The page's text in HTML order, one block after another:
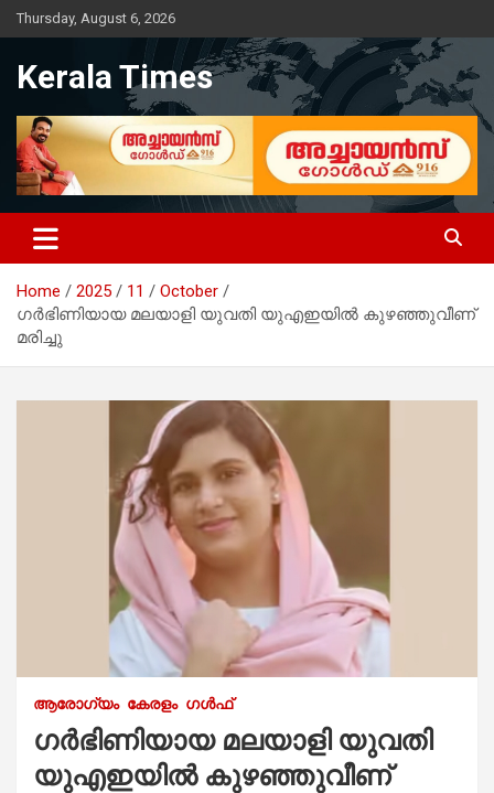
Skip
to
Thursday, August 6, 2026
Kerala Times
Home 2025 11
October
ഗർഭിണിയായ മലയാളി യുവതി യുഎഇയിൽ കുഴഞ്ഞുവീണ്
മരിച്ചു
ആരോഗ്യം കേരളം ഗൾഫ്
ഗർഭിണിയായ മലയാളി യുവതി
യുഎഇയിൽ കുഴഞ്ഞുവീണ്